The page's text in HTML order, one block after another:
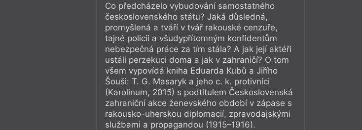
Co předcházelo vybudování samostatného
československého státu? Jaká důsledná,
promyšlená a tváří v tvář rakouské cenzuře,
tajné policii a všudypřítomným konfidentům
nebezpečná práce za tím stála? A jak její aktéři
ustáli perzekuci doma a jak v zahraničí? O tom
všem vypovídá kniha Eduarda Kubů a Jiřího
Šouši: T. G. Masaryk a jeho c. k. protivníci
(Karolinum, 2015) s podtitulem Československá
zahraniční akce ženevského období v zápase s
rakousko-uherskou diplomacií, zpravodajskými
službami a propagandou (1915–1916).